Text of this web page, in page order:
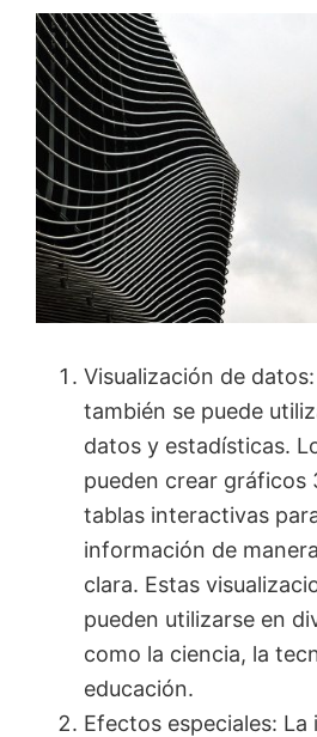
Visualización de
también se puede
datos y estadísticas.
pueden crear gráficos
tablas interactivas
información de
clara. Estas
pueden utilizarse en
como la ciencia, la
educación.
Efectos especiales: